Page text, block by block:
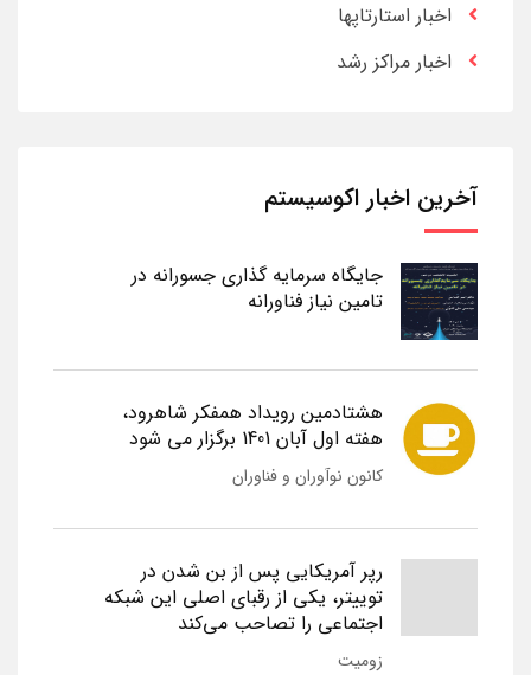
اخبار استارتاپها
اخبار مراکز رشد
آخرین اخبار اکوسیستم
جایگاه سرمایه گذاری جسورانه در
تامین نیاز فناورانه
هشتادمین رویداد همفکر شاهرود،
هفته اول آبان 1401 برگزار می شود
کانون نوآوران و فناوران
رپر آمریکایی پس از بن شدن در
توییتر، یکی از رقبای اصلی این شبکه
اجتماعی را تصاحب می‌کند
زومیت